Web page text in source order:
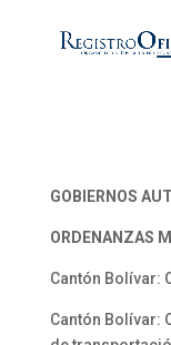
GOBIERNOS
ORDENANZAS
Cantón Bolívar:
Cantón Bolívar: